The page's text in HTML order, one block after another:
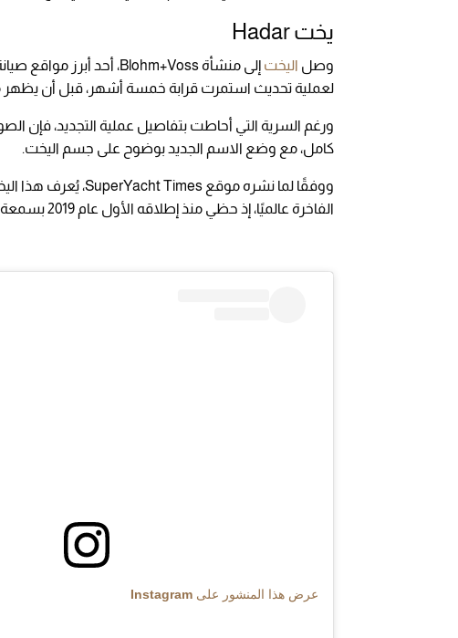
يخت Hadar
وصل اليخت
لعملية تحديث استمرت قرابة خمسة أشهر، قبل أن يظهر
ورغم السرية التي أحاطت بتفاصيل عملية التجديد، فإن
كامل، مع وضع الاسم الجديد بوضوح على جسم اليخت.
ووفقًا لما نشره موقع SuperYacht Times،
يُعرف هذا
الفاخرة عالميًا، إذ حظي منذ إطلاقه الأول عام 2019 بسمعة واسعة، بفضل تصميمه المميز وتجهيزاته الفخمة.
عرض هذا المنشور على Instagram